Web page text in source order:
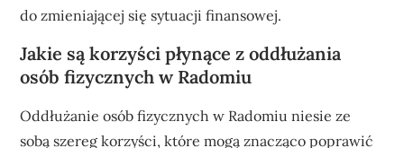
do zmieniającej się sytuacji finansowej.
Jakie są korzyści płynące z oddłużania
osób fizycznych w Radomiu
Oddłużanie osób fizycznych w Radomiu niesie ze
sobą szereg korzyści, które mogą znacząco poprawić